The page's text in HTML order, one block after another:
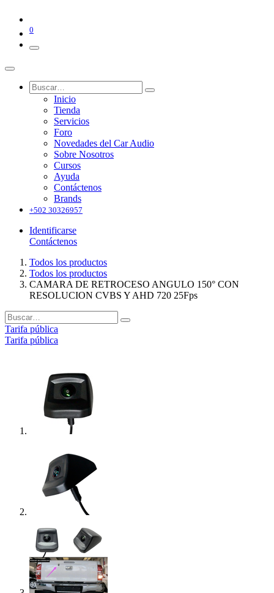
0
Inicio
Tienda
Servicios
Foro
Novedades del Car Audio
Sobre Nosotros
Cursos
Ayuda
Contáctenos
Brands
+502 30326957
Identificarse
Contáctenos
Todos los productos
Todos los productos
CAMARA DE RETROCESO ANGULO 150° CON
RESOLUCION CVBS Y AHD 720 25Fps
Tarifa pública
Tarifa pública